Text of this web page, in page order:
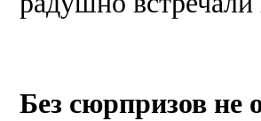
Без сюрпризов не